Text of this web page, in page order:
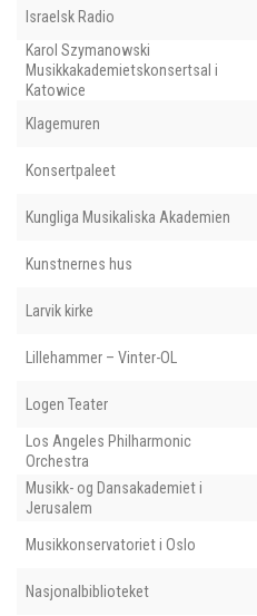
Israelsk Radio
Karol Szymanowski
Musikkakademietskonsertsal i
Katowice
Klagemuren
Konsertpaleet
Kungliga Musikaliska Akademien
Kunstnernes hus
Larvik kirke
Lillehammer – Vinter-OL
Logen Teater
Los Angeles Philharmonic
Orchestra
Musikk- og Dansakademiet i
Jerusalem
Musikkonservatoriet i Oslo
Nasjonalbiblioteket